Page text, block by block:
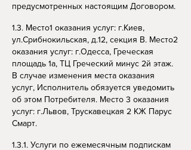
предусмотренных настоящим Договором.
1.3. Место1 оказания услуг: г.Киев,
ул.Срибнокильская, д.12, секция В. Место2
оказания услуг: г.Одесса, Греческая
площадь 1а, ТЦ Греческий минус 2й этаж.
В случае изменения места оказания
услуг, Исполнитель обязуется уведомить
об этом Потребителя. Место 3 оказания
услуг: г.Львов, Трускавецкая 2 КЖ Парус
Смарт.
1.3.1. Услуги по ежемесячным подпискам